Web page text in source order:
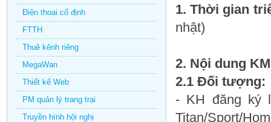
Điện thoại cố định
FTTH
Thuê kênh riêng
MegaWan
Thiết kế Web
PM quản lý trang trại
Truyền hình hội nghị
1. Thời gian
nhật)
2. Nội dung
2.1 Đối tượng:
- KH đăng ký
Titan/Sport/